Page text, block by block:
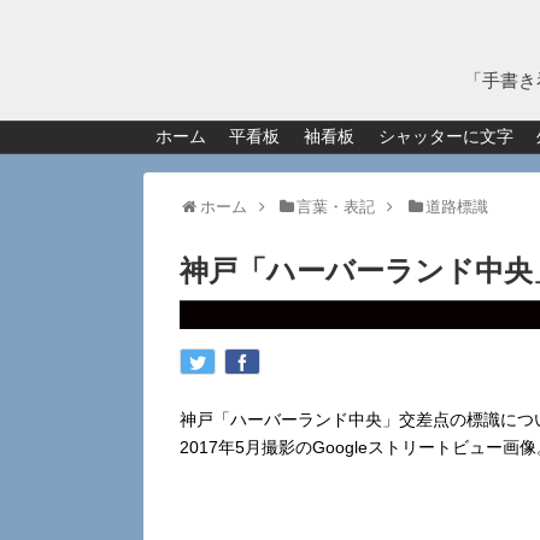
「手書
ホーム 平看板 袖看板 シャッターに文字
ホーム 言葉・表記 道路標識
神戸「ハーバーランド中央
神戸「ハーバーランド中央」交差点の標識につ
2017年5月撮影のGoogleストリートビュー画像